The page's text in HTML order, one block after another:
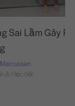
Sai Lầm Gây
& Học hỏi